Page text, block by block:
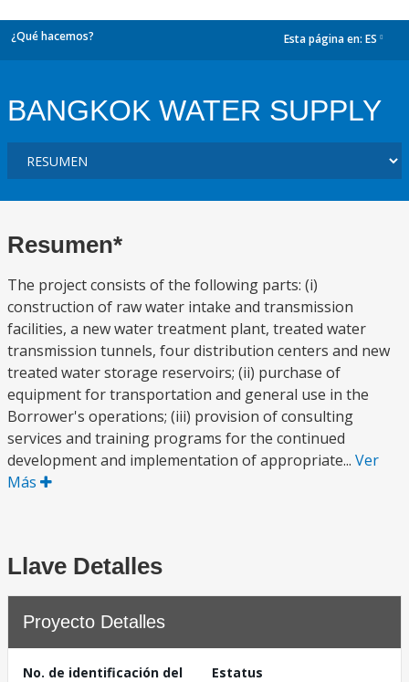
¿Qué hacemos? Esta página en: ES
BANGKOK WATER SUPPLY
Resumen*
The project consists of the following parts: (i)
construction of raw water intake and transmission
facilities, a new water treatment plant, treated water
transmission tunnels, four distribution centers and new
treated water storage reservoirs; (ii) purchase of
equipment for transportation and general use in the
Borrower's operations; (iii) provision of consulting
services and training programs for the continued
development and implementation of appropriate... Ver
Más
Llave Detalles
Proyecto Detalles
No. de identificación del
Estatus